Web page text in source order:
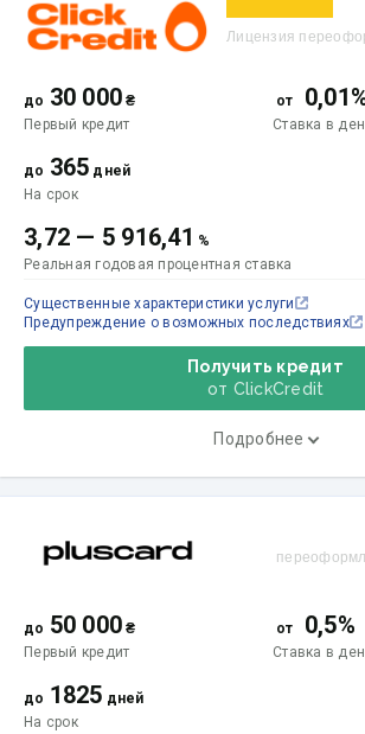
Лицензия
до 30 000 ₴
Первый кредит
от
Ставка в
до 365 дней
На срок
3,72 — 5 916,41 %
Реальная годовая процентная ставка
Получить кредит
от ClickCredit
Подробнее
Существенные характеристики услуги
Предупреждение о возможных последствиях
до 50 000 ₴
Первый кредит
от 0,5%
Ставка в
до 1825 дней
На срок